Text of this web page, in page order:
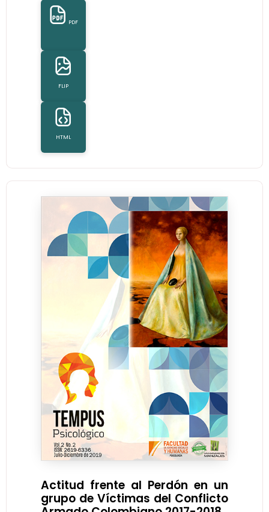
PDF
FLIP
HTML
Actitud frente al Perdón en un
grupo de Víctimas del Conflicto